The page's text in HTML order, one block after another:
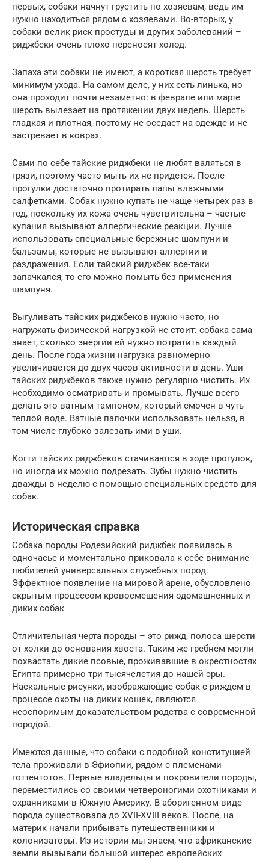
первых, собаки начнут грустить по хозяевам, ведь им
нужно находиться рядом с хозяевами. Во-вторых, у
собаки велик риск простуды и других заболеваний –
риджбеки очень плохо переносят холод.
Запаха эти собаки не имеют, а короткая шерсть требует
минимум ухода. На самом деле, у них есть линька, но
она проходит почти незаметно: в феврале или марте
шерсть вылезает на протяжении двух недель. Шерсть
гладкая и плотная, поэтому не оседает на одежде и не
застревает в коврах.
Сами по себе тайские риджбеки не любят валяться в
грязи, поэтому часто мыть их не придется. После
прогулки достаточно протирать лапы влажными
салфетками. Собак нужно купать не чаще четырех раз в
год, поскольку их кожа очень чувствительна – частые
купания вызывают аллергические реакции. Лучше
использовать специальные бережные шампуни и
бальзамы, которые не вызывают аллергии и
раздражения. Если тайский риджбек все-таки
запачкался, то его можно помыть без применения
шампуня.
Выгуливать тайских риджбеков нужно часто, но
нагружать физической нагрузкой не стоит: собака сама
знает, сколько энергии ей нужно потратить каждый
день. После года жизни нагрузка равномерно
увеличивается до двух часов активности в день. Уши
тайских риджбеков также нужно регулярно чистить. Их
необходимо осматривать и промывать. Лучше всего
делать это ватным тампоном, который смочен в чуть
теплой воде. Ватные палочки использовать нельзя, в
том числе глубоко залезать ими в уши.
Когти тайских риджбеков стачиваются в ходе прогулок,
но иногда их можно подрезать. Зубы нужно чистить
дважды в неделю с помощью специальных средств для
собак.
Историческая справка
Собака породы Родезийский риджбек появилась в
одночасье и моментально приковала к себе внимание
любителей универсальных служебных пород.
Эффектное появление на мировой арене, обусловлено
скрытым процессом кровосмешения одомашненных и
диких собак
Отличительная черта породы – это рижд, полоса шерсти
от холки до основания хвоста. Таким же гребнем могли
похвастать дикие псовые, проживавшие в окрестностях
Египта примерно три тысячелетия до нашей эры.
Наскальные рисунки, изображающие собак с риждем в
процессе охоты на диких кошек, являются
неоспоримым доказательством родства с современной
породой.
Имеются данные, что собаки с подобной конституцией
тела проживали в Эфиопии, рядом с племенами
готтентотов. Первые владельцы и покровители породы,
переместились со своими четвероногими охотниками и
охранниками в Южную Америку. В аборигенном виде
порода существовала до XVII-XVIII веков. После, на
материк начали прибывать путешественники и
колонизаторы. Из истории мы знаем, что африканские
земли вызывали большой интерес европейских